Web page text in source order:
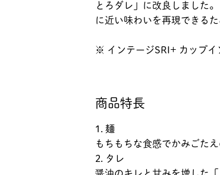
とろダレ」に改良しました
に近い味わいを再現できる
※ インテージSRI+ カップイ
商品特長
1. 麺
もちもちな食感でかみごたえ
2. タレ